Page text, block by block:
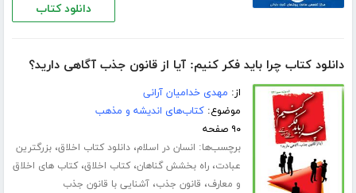
دانلود کتاب
دانلود کتاب چرا باید فکر کنیم: آیا از قانون جذب آگاهی دارید؟
از: مهدی خدامیان آرانی
موضوع:کتاب‌های اندیشه و مذهب
۹۰ صفحه
برچسب‌ها: انسان در اسلام،دانلود کتاب اخلاق،بزرگترین
عبادت،راه بخشش گناهان،کتاب اخلاق،کتاب های اخلاق
و معارف، قانون جذب،آشنایی با قانون جذب